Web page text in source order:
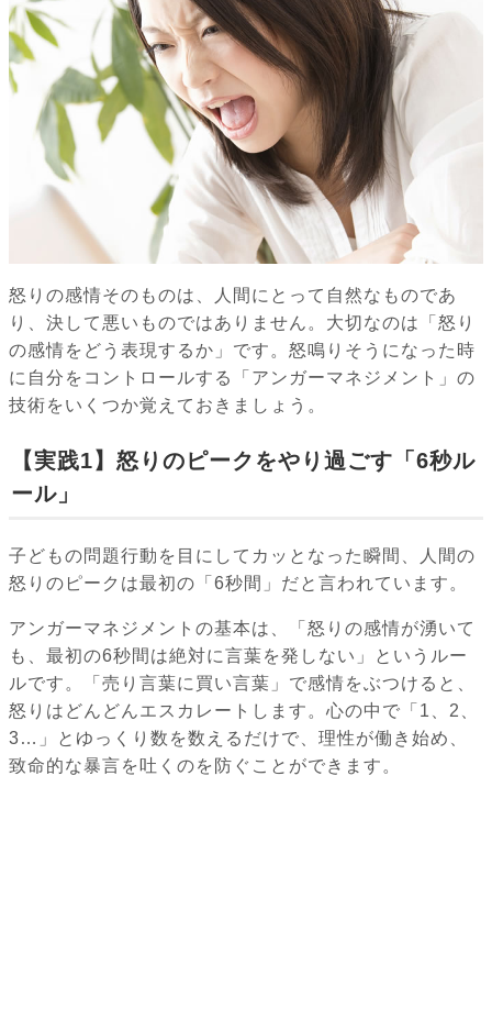
怒りの感情そのものは、人間にとって自然なものであ
り、決して悪いものではありません。大切なのは「怒り
の感情をどう表現するか」です。怒鳴りそうになった時
に自分をコントロールする「アンガーマネジメント」の
技術をいくつか覚えておきましょう。
【実践1】怒りのピークをやり過ごす「6秒ル
ール」
子どもの問題行動を目にしてカッとなった瞬間、人間の
怒りのピークは最初の「6秒間」だと言われています。
アンガーマネジメントの基本は、「怒りの感情が湧いて
も、最初の6秒間は絶対に言葉を発しない」というルー
ルです。「売り言葉に買い言葉」で感情をぶつけると、
怒りはどんどんエスカレートします。心の中で「1、2、
3…」とゆっくり数を数えるだけで、理性が働き始め、
致命的な暴言を吐くのを防ぐことができます。